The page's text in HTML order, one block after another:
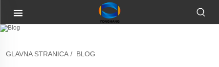
GLAVNA STRANICA / BLOG